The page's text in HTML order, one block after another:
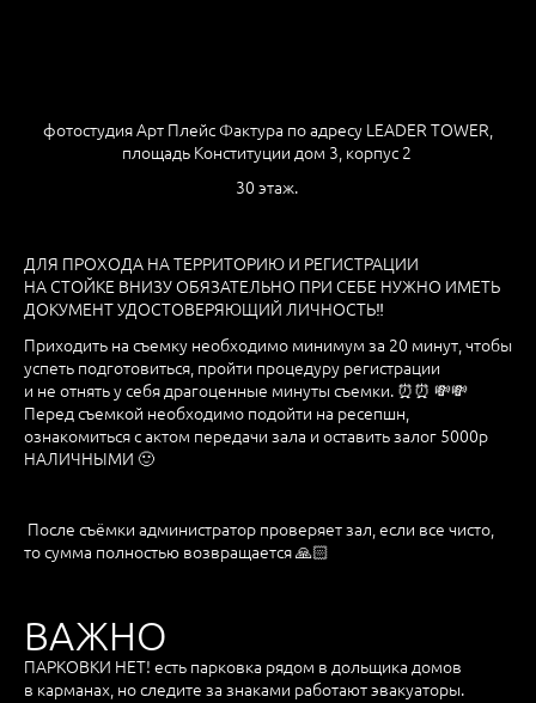
фотостудия Арт Плейс Фактура по адресу LEADER TOWER,
площадь Конституции дом 3, корпус 2
30 этаж.
ДЛЯ ПРОХОДА НА ТЕРРИТОРИЮ И РЕГИСТРАЦИИ
НА СТОЙКЕ ВНИЗУ ОБЯЗАТЕЛЬНО ПРИ СЕБЕ НУЖНО ИМЕТЬ
ДОКУМЕНТ УДОСТОВЕРЯЮЩИЙ ЛИЧНОСТЬ‼
Приходить на съемку необходимо минимум за 20 минут, чтобы
успеть подготовиться, пройти процедуру регистрации
и не отнять у себя драгоценные минуты съемки. ⏰⏰ 💸💸
Перед съемкой необходимо подойти на ресепшн,
ознакомиться с актом передачи зала и оставить залог 5000р
НАЛИЧНЫМИ 🙂
После съёмки администратор проверяет зал, если все чисто,
то сумма полностью возвращается 🙏🏻
ВАЖНО
ПАРКОВКИ НЕТ! есть парковка рядом в дольщика домов
в карманах, но следите за знаками работают эвакуаторы.